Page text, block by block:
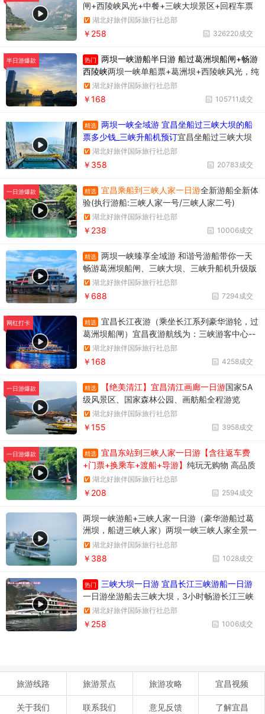
闸+西陵峡风光+中餐+三峡大坝景区+回程车票
湖北好旅伴国际旅行社总部
326220成交
￥258
半日游爆款 热门
两坝一峡游船半日游 船过葛洲坝船闸+畅游
西陵峡两坝一峡单船票+葛洲坝+西陵峡风光，纯
玩无购物，时间短内容丰富
湖北好旅伴国际旅行社总部
105711成交
￥168
精选
两坝一峡全域游 宜昌坐船过三峡大坝的船
票多少钱_三峡升船机预订宜昌坐船过三峡大坝
升船机一日游358元/人，一天时间坐船过两个
坝，葛洲坝和三峡大坝。
湖北好旅伴国际旅行社总部
20783成交
￥358
一日游爆款 精选 宜昌乘船到三峡人家一日游全新游船全新体
验(执行游船:三峡人家一号/三峡人家二号)
湖北好旅伴国际旅行社总部
10006成交
￥238
精选
两坝一峡臻享全域游 和谐号游船带你一天
畅游葛洲坝船闸、三峡大坝、三峡升船机升级版
两坝一峡，升级版两坝一峡全域游，两坝一峡PL
US版本
湖北好旅伴国际旅行社总部
7294成交
￥688
网红打卡 精选
宜昌长江夜游（乘坐长江系列豪华游轮，过
葛洲坝船闸）宜昌夜游航线为：三峡游客中心--
天然塔--过葛洲坝船闸--黄柏河下船，穿过葛洲
坝船闸，体验水涨船高的神奇变化。
湖北好旅伴国际旅行社总部
4258成交
￥168
一日游爆款 精选 【绝美清江】宜昌清江画廊一日游国家5A
级风景区、国家森林公园、画舫船全程游览
湖北好旅伴国际旅行社总部
3958成交
￥155
一日游爆款 精选
宜昌东站到三峡人家一日游【含往返车费
+门票+换乘车+渡船+导游】 纯玩无购物 高品质
享受当地跟团一日游
湖北好旅伴国际旅行社总部
2594成交
￥208
两坝一峡游船+三峡人家一日游（豪华游船过葛
洲坝，船进三峡人家）两坝一峡三峡人家全景一
日游湖北好旅伴国际旅行社总部
1028成交
￥388
热门
三峡大坝一日游 宜昌长江三峡游船一日游
一日游坐游船去三峡大坝，3小时畅游长江三峡
西陵峡风光，参观举世瞩目的三峡大坝，多维度
了解三峡工程
湖北好旅伴国际旅行社总部
1006成交
￥258
旅游线路 旅游景点 旅游攻略 宜昌视频
关于我们 联系我们 意见反馈 了解宜昌